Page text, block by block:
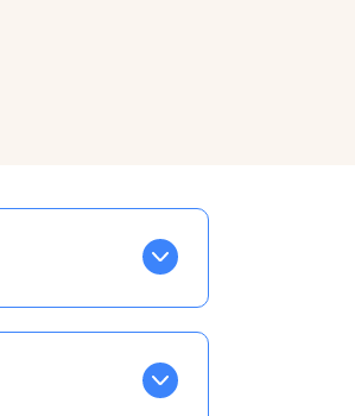
Tapez sur celle
EN VERT